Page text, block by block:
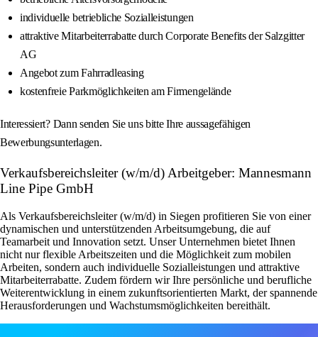
individuelle betriebliche Sozialleistungen
attraktive Mitarbeiterrabatte durch Corporate Benefits der Salzgitter
AG
Angebot zum Fahrradleasing
kostenfreie Parkmöglichkeiten am Firmengelände
Interessiert? Dann senden Sie uns bitte Ihre aussagefähigen
Bewerbungsunterlagen.
Verkaufsbereichsleiter (w/m/d) Arbeitgeber: Mannesmann
Line Pipe GmbH
Als Verkaufsbereichsleiter (w/m/d) in Siegen profitieren Sie von einer
dynamischen und unterstützenden Arbeitsumgebung, die auf
Teamarbeit und Innovation setzt. Unser Unternehmen bietet Ihnen
nicht nur flexible Arbeitszeiten und die Möglichkeit zum mobilen
Arbeiten, sondern auch individuelle Sozialleistungen und attraktive
Mitarbeiterrabatte. Zudem fördern wir Ihre persönliche und berufliche
Weiterentwicklung in einem zukunftsorientierten Markt, der spannende
Herausforderungen und Wachstumsmöglichkeiten bereithält.